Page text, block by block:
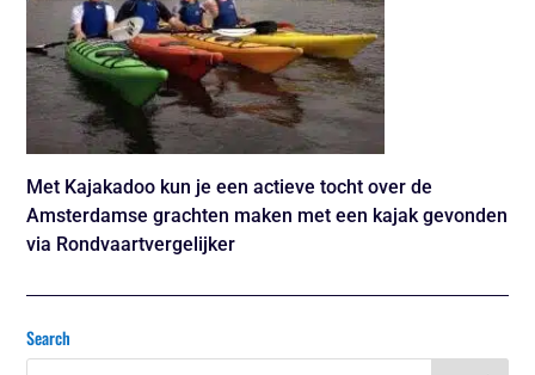
Met Kajakadoo kun je een actieve tocht over de
Amsterdamse grachten maken met een kajak gevonden
via Rondvaartvergelijker
Search